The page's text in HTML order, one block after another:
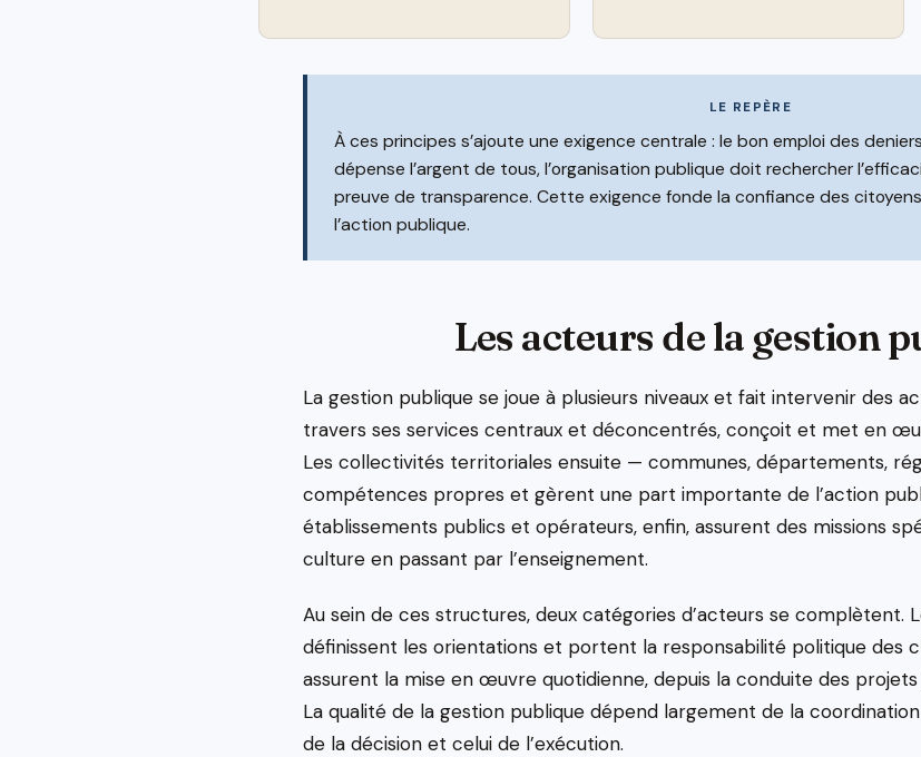
LE REPÈRE
À ces principes s’ajoute une exigence centrale : le bon emploi des
dépense l’argent de tous, l’organisation publique doit rechercher
preuve de transparence. Cette exigence fonde la confiance des
l’action publique.
Les acteurs de la gestion
La gestion publique se joue à plusieurs niveaux et fait intervenir des
travers ses services centraux et déconcentrés, conçoit et met en
Les collectivités territoriales ensuite — communes, départements,
compétences propres et gèrent une part importante de l’action
établissements publics et opérateurs, enfin, assurent des missions
culture en passant par l’enseignement.
Au sein de ces structures, deux catégories d’acteurs se complètent.
définissent les orientations et portent la responsabilité politique des
assurent la mise en œuvre quotidienne, depuis la conduite des projets
La qualité de la gestion publique dépend largement de la
de la décision et celui de l’exécution.